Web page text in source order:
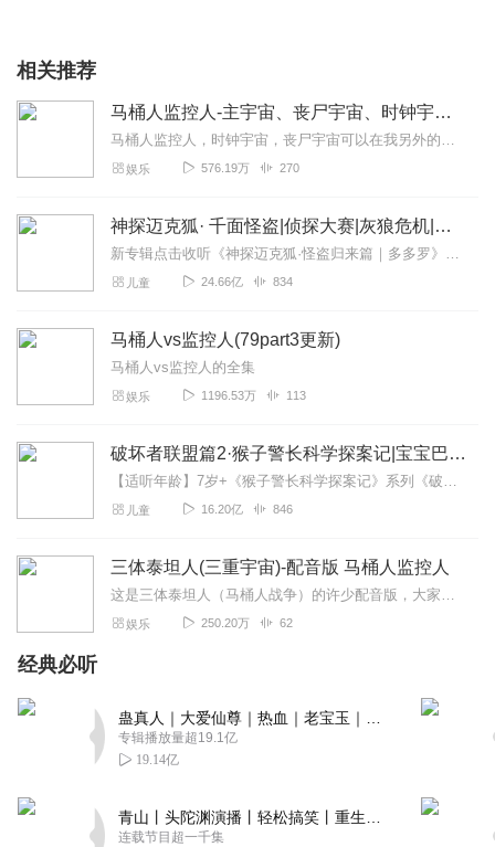
太好了，可为啥不能评论啊？
2025-03-30
相关推荐
马桶人监控人-主宇宙、丧尸宇宙、时钟宇宙解说
马桶人监控人，时钟宇宙，丧尸宇宙可以在我另外的专辑里面看到完整的视频，这个专辑主要是来自于对他们的剧情解说马桶人vs监控人的原始视频可以看我另外一个专辑里面有完...
娱乐 576.19万 270
神探迈克狐· 千面怪盗|侦探大赛|灰狼危机|多多罗
新专辑点击收听《神探迈克狐·怪盗归来篇｜多多罗》！！！>>>点击进入主播橱窗购买《神探迈克狐》系列图书吧!<<<多多罗故事【点击前往】收听多多罗其他好玩有趣的故...
儿童 24.66亿 834
马桶人vs监控人(79part3更新)
马桶人vs监控人的全集
娱乐 1196.53万 113
破坏者联盟篇2·猴子警长科学探案记|宝宝巴士故事
【适听年龄】7岁+《猴子警长科学探案记》系列《破坏者联盟篇1·猴子警长科学探案记》>>>《破坏者联盟篇2·猴子警长科学探案记》>>>《破坏者联盟篇3·猴子警长科...
儿童 16.20亿 846
三体泰坦人(三重宇宙)-配音版 马桶人监控人
这是三体泰坦人（马桶人战争）的许少配音版，大家感兴趣的可以取youtube关注许少哈。纯粹喜欢，所以搬运，侵权必删。
娱乐 250.20万 62
经典必听
专辑播放量超19.1亿
19.14亿
连载节目超一千集